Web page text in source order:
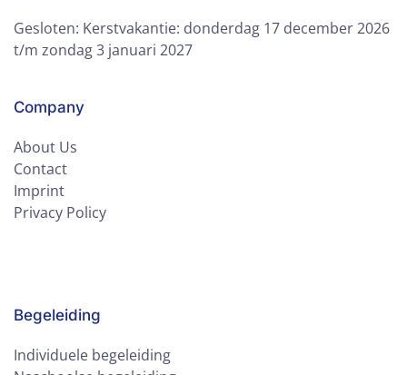
Gesloten: Kerstvakantie: donderdag 17 december 2026
t/m zondag 3 januari 2027
Company
About Us
Contact
Imprint
Privacy Policy
Begeleiding
Individuele begeleiding